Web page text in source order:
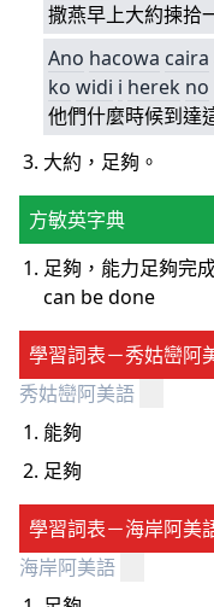
撒燕早上大約揀拾
Ano hacowa caira
ko widi i herek no
他們什麼時候到達
大約，足夠。
方敏英字典
足夠，能力足夠完
can be done
學習詞表－秀姑巒阿
秀姑巒阿美語
能夠
足夠
學習詞表－海岸阿美
海岸阿美語